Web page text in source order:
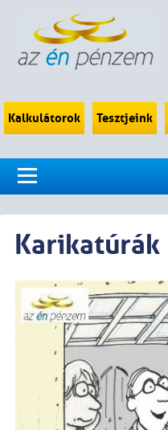
Kalkulátorok Tesztjeink
Karikatúrák